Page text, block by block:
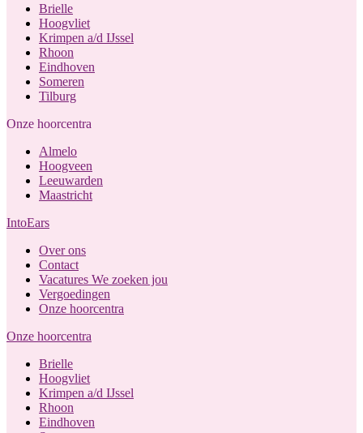
Brielle
Hoogvliet
Krimpen a/d IJssel
Rhoon
Eindhoven
Someren
Tilburg
Onze hoorcentra
Almelo
Hoogveen
Leeuwarden
Maastricht
IntoEars
Over ons
Contact
Vacatures We zoeken jou
Vergoedingen
Onze hoorcentra
Onze hoorcentra
Brielle
Hoogvliet
Krimpen a/d IJssel
Rhoon
Eindhoven